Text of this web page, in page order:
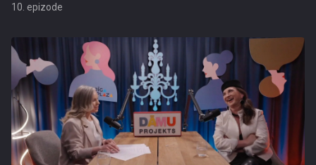
10. epizode